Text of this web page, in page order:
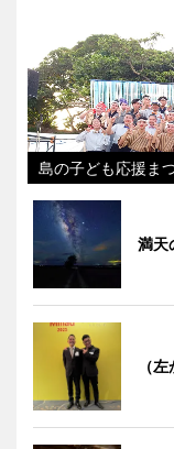
島の子ども応援ま
満天
（